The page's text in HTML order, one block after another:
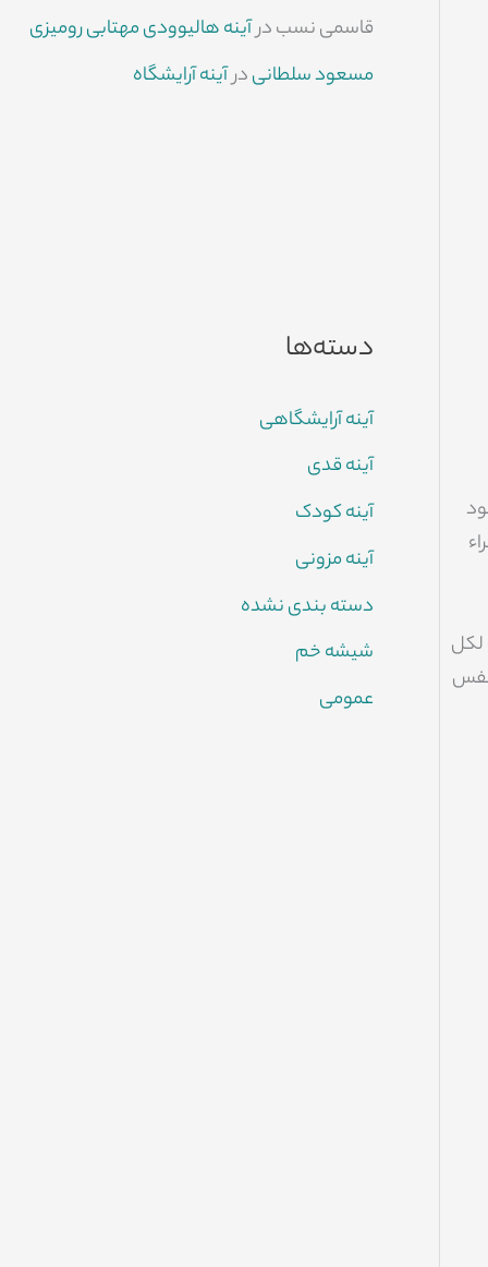
لكل
نفس
قاسمی نسبدرآینه هالیوودی مهتابی رومیزی
مسعود سلطانیدرآینه آرایشگاه
دسته‌ها
آینه آرایشگاهی
آینه قدی
آینه کودک
آینه مزونی
دسته بندی نشده
شیشه خم
عمومی